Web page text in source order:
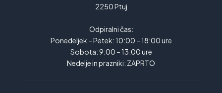
2250 Ptuj
Odpiralni čas:
Ponedeljek – Petek: 10:00 – 18:00 ure
Sobota: 9:00 – 13:00 ure
Nedelje in prazniki: ZAPRTO